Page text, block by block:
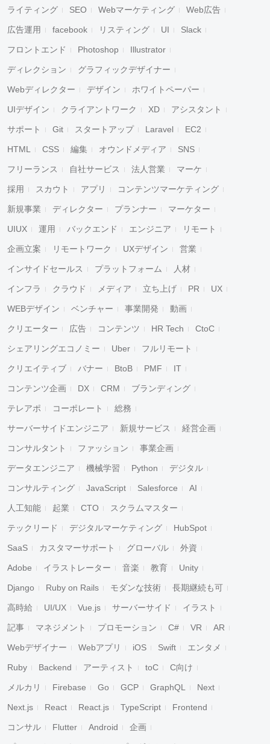
ライティング SEO Webマーケティング Web広告
広告運用 facebook リスティング UI Slack
フロントエンド Photoshop Illustrator
ディレクション グラフィックデザイナー
Webディレクター デザイン ホワイトペーパー
UIデザイン クライアントワーク XD アシスタント
サポート Git スタートアップ Laravel EC2
HTML CSS 編集 オウンドメディア SNS
フリーランス 自社サービス 法人営業 マーケ
採用 スカウト アプリ コンテンツマーケティング
新規事業 ディレクター プランナー マーケター
UIUX 運用 バックエンド エンジニア リモート
企画立案 リモートワーク UXデザイン 営業
インサイドセールス プラットフォーム 人材
インフラ クラウド メディア 立ち上げ PR UX
WEBデザイン ベンチャー 事業開発 動画
クリエーター 広告 コンテンツ HR Tech CtoC
シェアリングエコノミー Uber フルリモート
クリエイティブ バナー BtoB PMF IT
コンテンツ企画 DX CRM ブランディング
テレアポ コーポレート 総務
サーバーサイドエンジニア 新規サービス 経営企画
コンサルタント ファッション 事業企画
データエンジニア 機械学習 Python デジタル
コンサルティング JavaScript Salesforce AI
人工知能 起業 CTO スクラムマスター
テックリード デジタルマーケティング HubSpot
SaaS カスタマーサポート グローバル 外資
Adobe イラストレーター 音楽 教育 Unity
Django Ruby on Rails モダンな技術 長期継続も可
高時給 UI/UX Vue.js サーバーサイド イラスト
記事 マネジメント プロモーション C# VR AR
Webデザイナー Webアプリ iOS Swift エンタメ
Ruby Backend アーティスト toC C向け
メルカリ Firebase Go GCP GraphQL Next
Next.js React React.js TypeScript Frontend
コンサル Flutter Android 企画